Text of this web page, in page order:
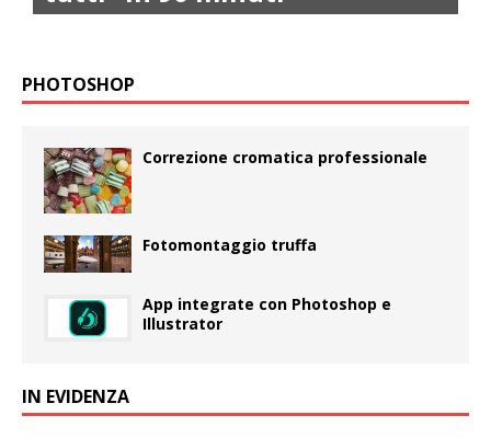
PHOTOSHOP
Correzione cromatica professionale
Fotomontaggio truffa
App integrate con Photoshop e
Illustrator
IN EVIDENZA